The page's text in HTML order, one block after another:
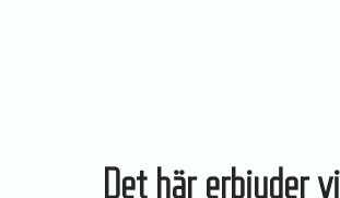
Det här erbjuder